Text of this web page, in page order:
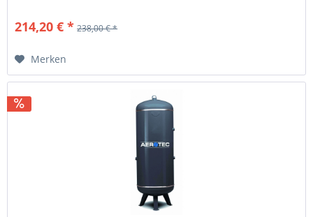
214,20 € * 238,00 € *
Merken